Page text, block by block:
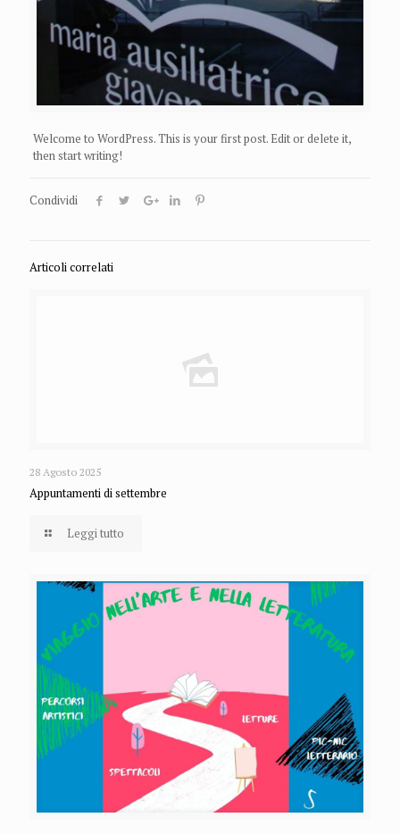
Welcome to WordPress. This is your first post. Edit or delete it,
then start writing!
Condividi
Articoli correlati
28 Agosto 2025
Appuntamenti di settembre
Leggi tutto